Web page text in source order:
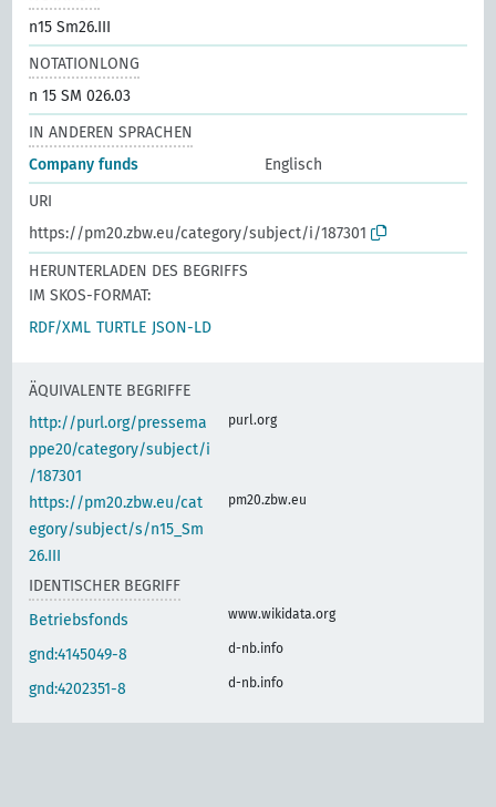
n15 Sm26.III
NOTATIONLONG
n 15 SM 026.03
IN ANDEREN SPRACHEN
Company funds
Englisch
URI
https://pm20.zbw.eu/category/subject/i/187301
HERUNTERLADEN DES BEGRIFFS
IM SKOS-FORMAT:
RDF/XML TURTLE JSON-LD
ÄQUIVALENTE BEGRIFFE
http://purl.org/pressema
ppe20/category/subject/i
/187301
purl.org
https://pm20.zbw.eu/cat
egory/subject/s/n15_Sm
26.III
pm20.zbw.eu
IDENTISCHER BEGRIFF
Betriebsfonds
www.wikidata.org
gnd:4145049-8 d-nb.info
gnd:4202351-8 d-nb.info